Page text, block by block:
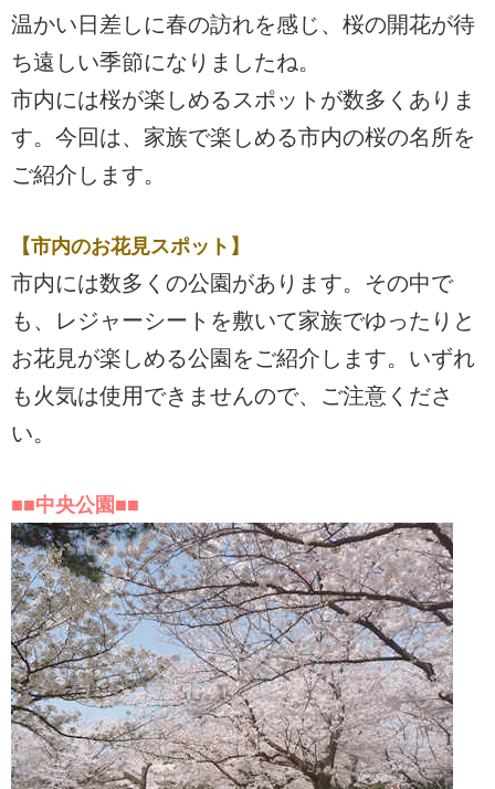
温かい日差しに春の訪れを感じ、桜の開花が待
ち遠しい季節になりましたね。
市内には桜が楽しめるスポットが数多くありま
す。今回は、家族で楽しめる市内の桜の名所を
ご紹介します。
【市内のお花見スポット】
市内には数多くの公園があります。その中で
も、レジャーシートを敷いて家族でゆったりと
お花見が楽しめる公園をご紹介します。いずれ
も火気は使用できませんので、ご注意くださ
い。
■■中央公園■■